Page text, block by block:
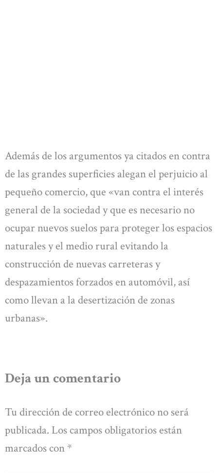
Además de los argumentos ya citados en contra
de las grandes superficies alegan el perjuicio al
pequeño comercio, que «van contra el interés
general de la sociedad y que es necesario no
ocupar nuevos suelos para proteger los espacios
naturales y el medio rural evitando la
construcción de nuevas carreteras y
despazamientos forzados en automóvil, así
como llevan a la desertización de zonas
urbanas».
Deja un comentario
Tu dirección de correo electrónico no será
publicada. Los campos obligatorios están
marcados con *